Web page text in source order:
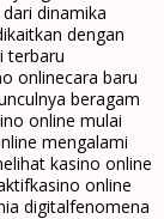
dinamika
dengan
terbaru
onlinecara baru
beragam
online mulai
mengalami
kasino online
kasino online
digitalfenomena